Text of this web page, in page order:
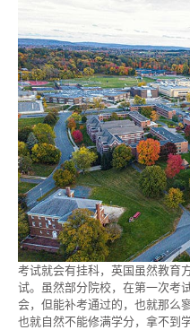
考试就会有挂科，英国虽然教育
试。虽然部分院校，在第一次考
会，但能补考通过的，也就那么
也就自然不能修满学分，拿不到